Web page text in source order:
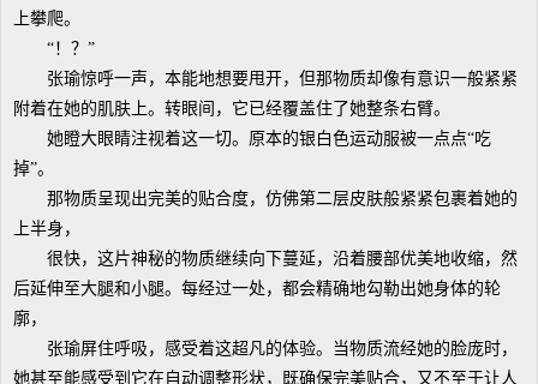
上攀爬。
“！？”
张瑜惊呼一声，本能地想要甩开，但那物质却像有意识一般紧紧
附着在她的肌肤上。转眼间，它已经覆盖住了她整条右臂。
她瞪大眼睛注视着这一切。原本的银白色运动服被一点点“吃
掉”。
那物质呈现出完美的贴合度，仿佛第二层皮肤般紧紧包裹着她的
上半身，
很快，这片神秘的物质继续向下蔓延，沿着腰部优美地收缩，然
后延伸至大腿和小腿。每经过一处，都会精确地勾勒出她身体的轮
廓，
张瑜屏住呼吸，感受着这超凡的体验。当物质流经她的脸庞时，
她甚至能感受到它在自动调整形状，既确保完美贴合，又不至于让人